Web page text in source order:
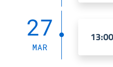
27
MAR